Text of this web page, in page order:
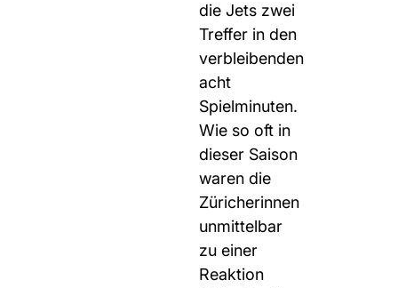
die Jets zwei
Treffer in den
verbleibenden
acht
Spielminuten.
Wie so oft in
dieser Saison
waren die
Züricherinnen
unmittelbar
zu einer
Reaktion